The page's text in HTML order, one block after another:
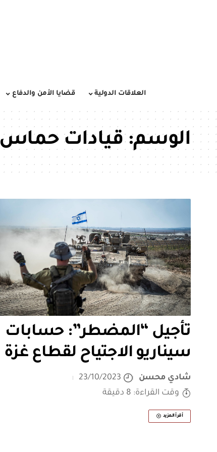
العلاقات الدولية قضايا الأمن والدفاع
الوسم:قيادات حماس
تأجيل “المضطر”: حسابات
سيناريو الاجتياح لقطاع غزة
شادي محسن
23/10/2023
وقت القراءة: 8 دقيقة
أقرأ المزيد